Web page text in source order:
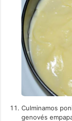
Culminamos
genovés